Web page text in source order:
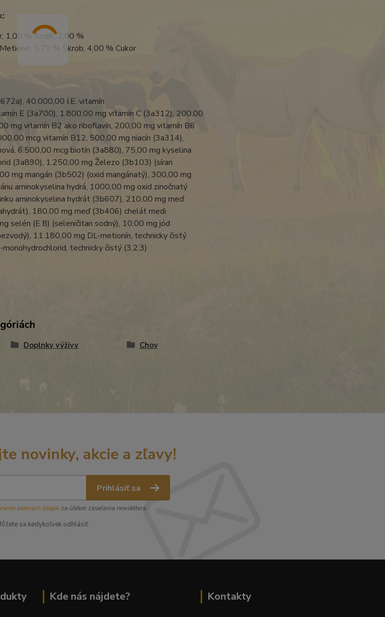
1,00 % Sodík, 2,00 %
5,70 % Škrob, 4,00 % Cukor
40.000,00 I.E. vitamín
E (3a700), 1.800,00 mg vitamín C (3a312), 200,00
mg vitamín B2 ako riboflavín, 200,00 mg vitamín B6
mcg vitamín B12, 500,00 mg niacín (3a314),
6.500,00 mcg biotín (3a880), 75,00 mg kyselina
(3a890), 1.250,00 mg Železo (3b103) (síran
mg mangán (3b502) (oxid mangánatý), 300,00 mg
aminokyselina hydrá, 1000,00 mg oxid zinočnatý
aminokyselina hydrát (3b607), 210,00 mg meď
180,00 mg meď (3b406) chelát medi
selén (E 8) (seleničitan sodný), 10,00 mg jód
11.180,00 mg DL-metionín, technicky čistý
technicky čistý (3.2.3)
Doplnky výživy Chov
novinky, akcie a zľavy!
Prihlásiť sa
osobných údajovza účelom zasielania newslettera.
sa kedykoľvek odhlásiť.
Kde nás nájdete? Kontakty